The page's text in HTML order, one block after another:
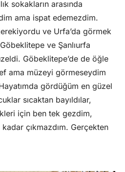
sokakların arasında
ama ispat edemezdim.
ve Urfa’da görmek
ve Şanlıurfa
Göbeklitepe’de de öğle
ama müzeyi görmeseydim
gördüğüm en güzel
sıcaktan bayıldılar,
için ben tek gezdim,
çıkmazdım. Gerçekten